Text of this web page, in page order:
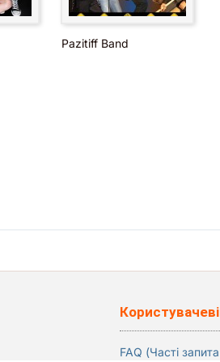
Pazitiff Band
Користувачеві
FAQ (Часті